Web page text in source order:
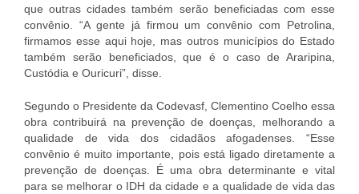
que outras cidades também serão beneficiadas com esse
convênio. “A gente já firmou um convênio com Petrolina,
firmamos esse aqui hoje, mas outros municípios do Estado
também serão beneficiados, que é o caso de Araripina,
Custódia e Ouricuri”, disse.
Segundo o Presidente da Codevasf, Clementino Coelho essa
obra contribuirá na prevenção de doenças, melhorando a
qualidade de vida dos cidadãos afogadenses. “Esse
convênio é muito importante, pois está ligado diretamente a
prevenção de doenças. É uma obra determinante e vital
para se melhorar o IDH da cidade e a qualidade de vida das